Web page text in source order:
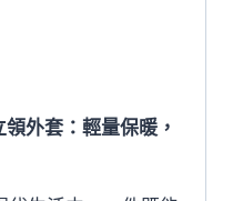
外套：輕量保暖，